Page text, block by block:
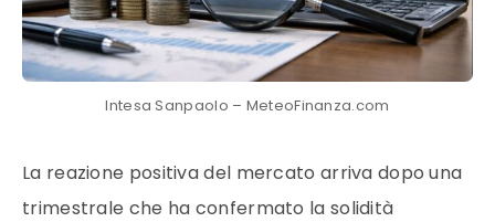
Intesa Sanpaolo – MeteoFinanza.com
La reazione positiva del mercato arriva dopo una
trimestrale che ha confermato la solidità